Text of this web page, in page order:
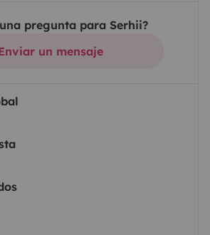
pregunta para Serhii?
un mensaje